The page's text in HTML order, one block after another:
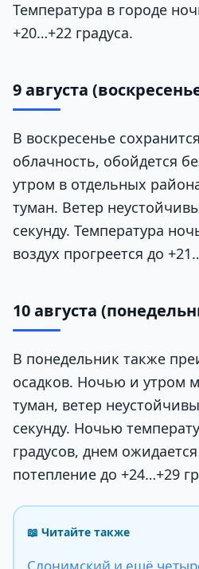
Температура в городе
+20…+22 градуса.
9 августа
В воскресенье
облачность, обойдется
утром в отдельных
туман. Ветер
секунду. Температура
воздух прогреется до
10 августа
В понедельник также
осадков. Ночью и утром
туман, ветер
секунду. Ночью
градусов, днем
потепление до +24…+29
📖 Читайте также